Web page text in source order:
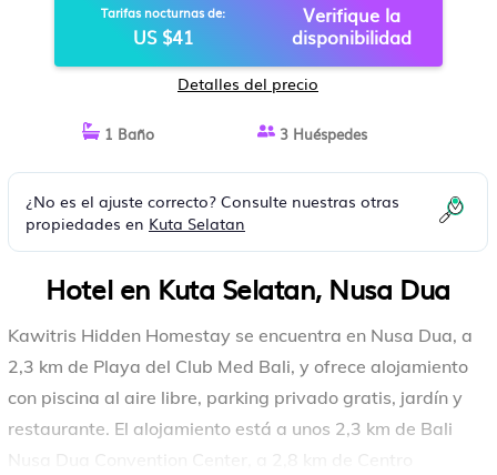
Tarifas nocturnas de:
US $41
Verifique la
disponibilidad
Detalles del precio
1 Baño 3 Huéspedes
¿No es el ajuste correcto? Consulte nuestras otras
propiedades en Kuta Selatan
Hotel en Kuta Selatan, Nusa Dua
Kawitris Hidden Homestay se encuentra en Nusa Dua, a
2,3 km de Playa del Club Med Bali, y ofrece alojamiento
con piscina al aire libre, parking privado gratis, jardín y
restaurante. El alojamiento está a unos 2,3 km de Bali
Nusa Dua Convention Center, a 2,8 km de Centro